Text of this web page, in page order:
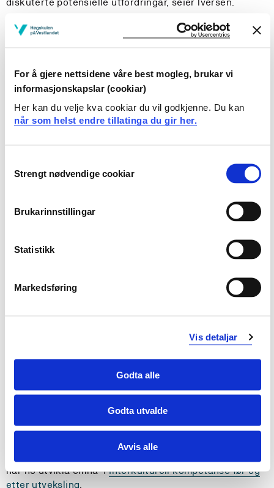
For å gjere nettsidene våre best mogleg, brukar vi
informasjonskapslar (cookiar)
Her kan du velje kva cookiar du vil godkjenne. Du kan
når som helst endre tillatinga du gir her.
Selection
Strengt nødvendige cookiar
Brukarinnstillingar
Statistikk
Markedsføring
Vis detaljar
Godta alle
Godta utvalde
Avvis alle
I Frankrike har ho blant anna merka seg at folk
– I Noreg er vi meir reserverte. Her er det meir vanleg at
folk snakkar med deg på banen og liknande, forklarer
ho.
– HVL er tidleg ute med slike emne. Kanskje vi etter
kvart kan tilby desse emna til studentar ved andre
Ho har lang fartstid innanfor fagfelt som interkulturell
Global Knowledge
har ho utvikla emna iinterkulturell kompetanse før og
etter utveksling